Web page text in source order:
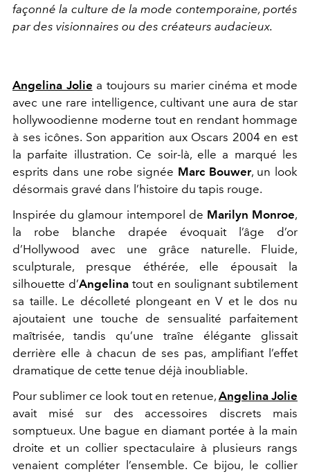
façonné la culture de la mode contemporaine, portés
par des visionnaires ou des créateurs audacieux.
Angelina Jolie a toujours su marier cinéma et mode
avec une rare intelligence, cultivant une aura de star
hollywoodienne moderne tout en rendant hommage
à ses icônes. Son apparition aux Oscars 2004 en est
la parfaite illustration. Ce soir-là, elle a marqué les
esprits dans une robe signée Marc Bouwer, un look
désormais gravé dans l’histoire du tapis rouge.
Inspirée du glamour intemporel de Marilyn Monroe,
la robe blanche drapée évoquait l’âge d’or
d’Hollywood avec une grâce naturelle. Fluide,
sculpturale, presque éthérée, elle épousait la
silhouette d’Angelina tout en soulignant subtilement
sa taille. Le décolleté plongeant en V et le dos nu
ajoutaient une touche de sensualité parfaitement
maîtrisée, tandis qu’une traîne élégante glissait
derrière elle à chacun de ses pas, amplifiant l’effet
dramatique de cette tenue déjà inoubliable.
Pour sublimer ce look tout en retenue, Angelina Jolie
avait misé sur des accessoires discrets mais
somptueux. Une bague en diamant portée à la main
droite et un collier spectaculaire à plusieurs rangs
venaient compléter l’ensemble. Ce bijou, le collier